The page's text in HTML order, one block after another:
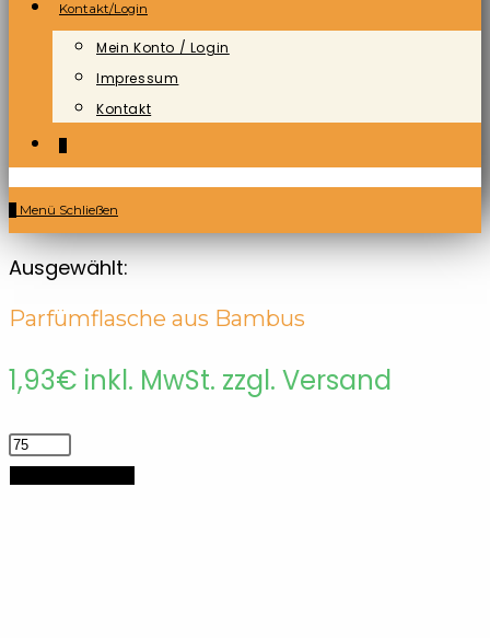
Kontakt/Login
Mein Konto / Login
Impressum
Kontakt
Menü Schließen
Ausgewählt:
Parfümflasche aus Bambus
1,93€ inkl. MwSt. zzgl. Versand
Parfümflasche
aus